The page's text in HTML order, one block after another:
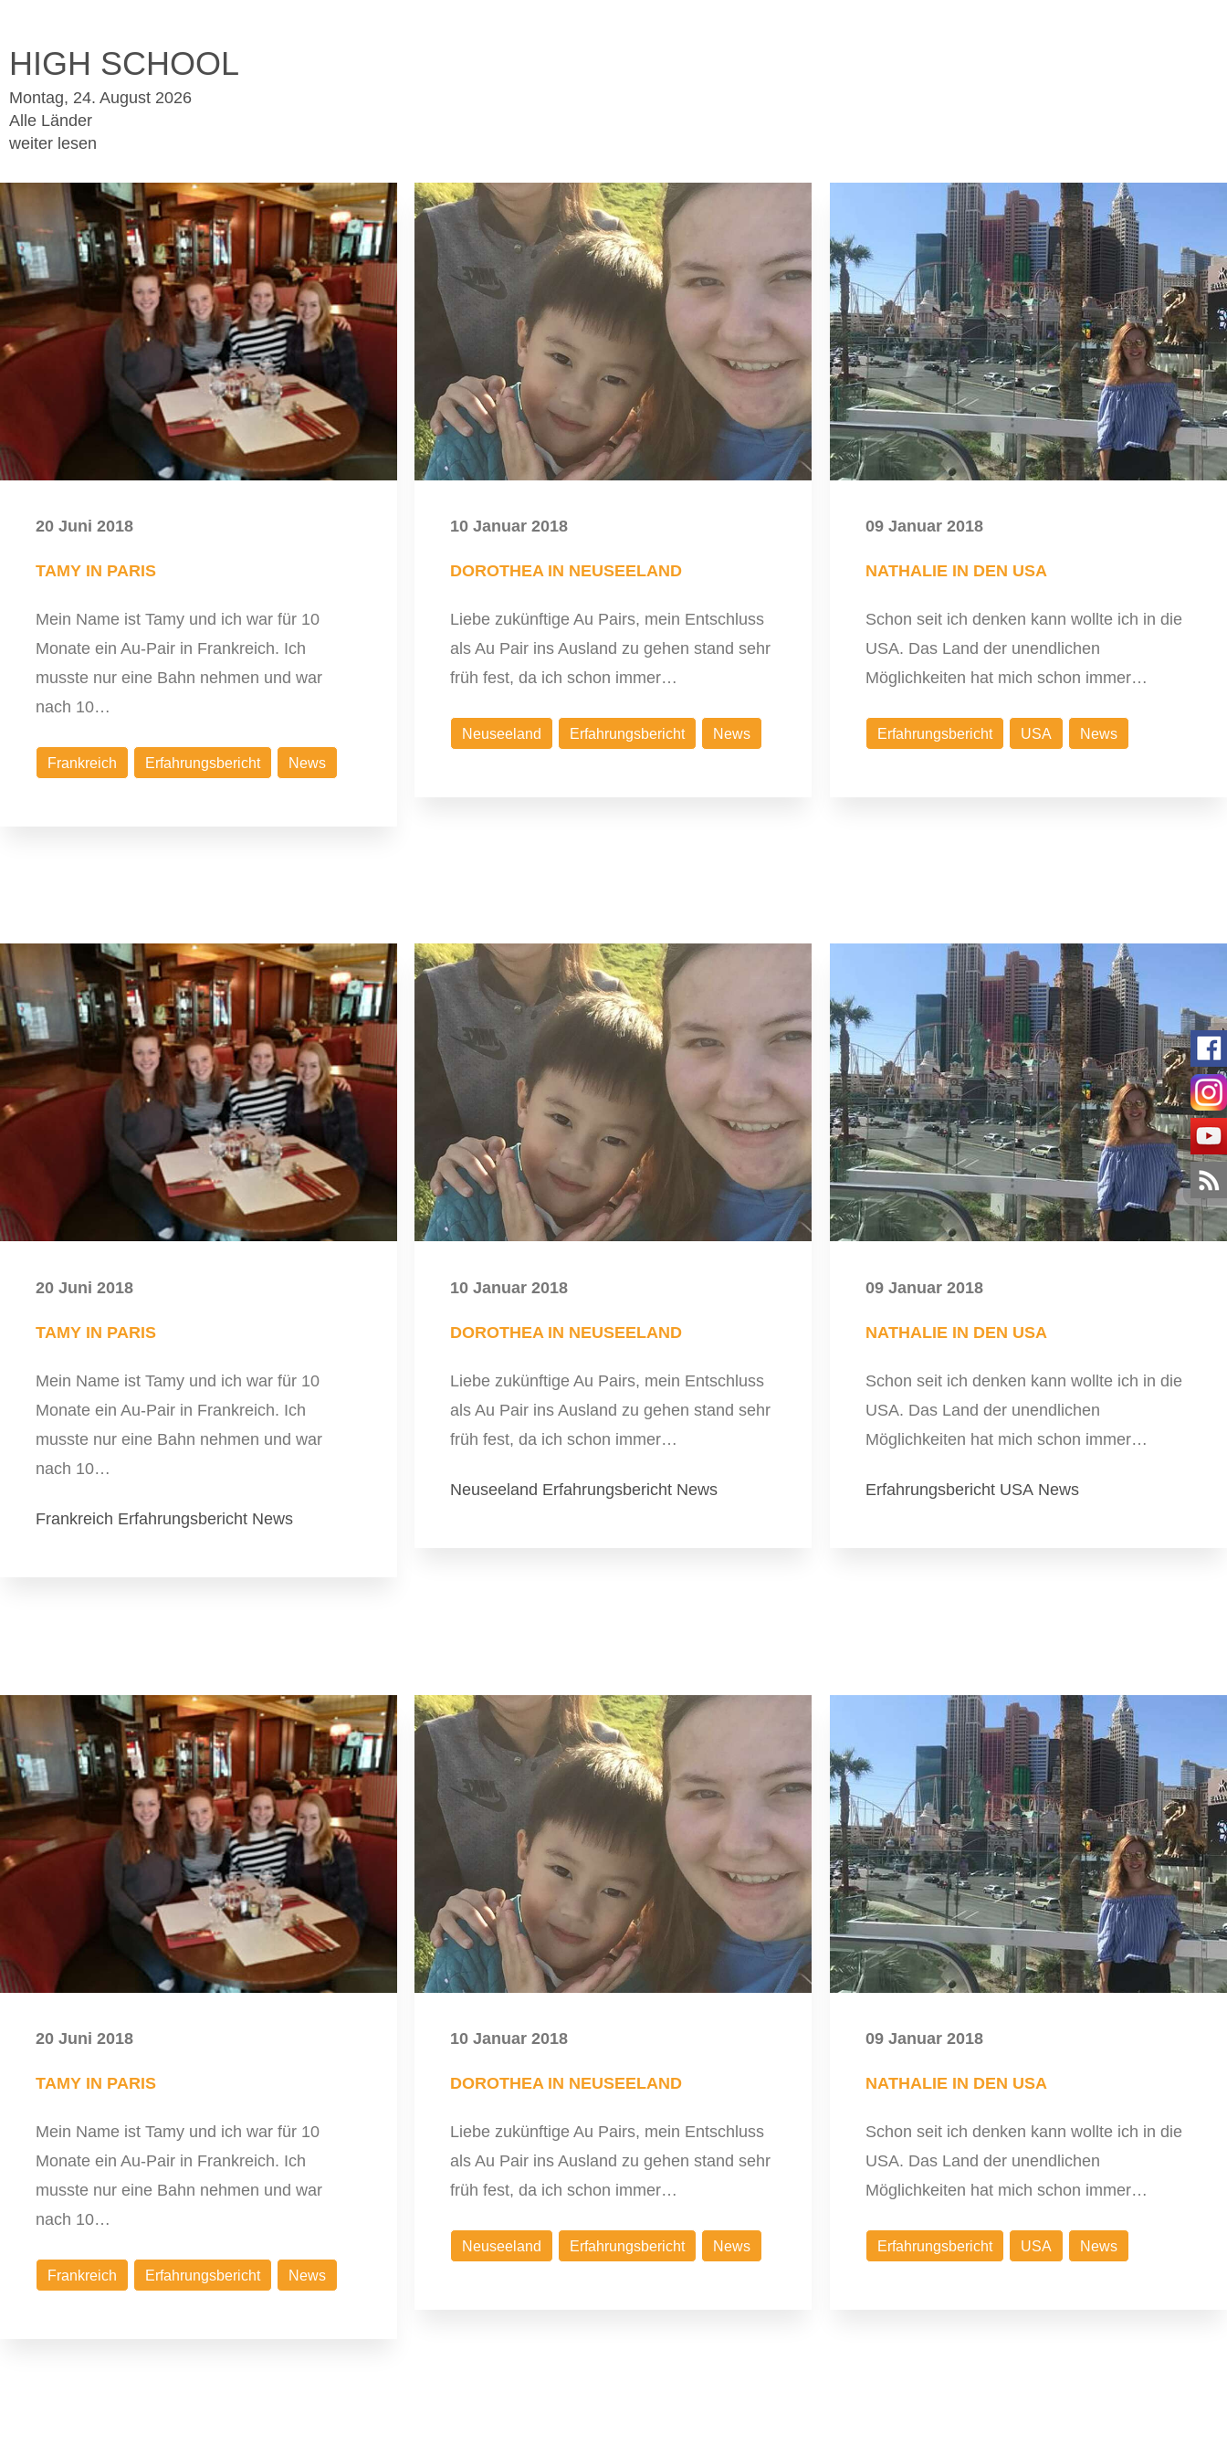
HIGH SCHOOL
Montag, 24. August 2026
Alle Länder
weiter lesen
20 Juni 2018
TAMY IN PARIS
Mein Name ist Tamy und ich war für 10
Monate ein Au-Pair in Frankreich. Ich
musste nur eine Bahn nehmen und war
nach 10…
Frankreich Erfahrungsbericht News
10 Januar 2018
DOROTHEA IN NEUSEELAND
Liebe zukünftige Au Pairs, mein Entschluss
als Au Pair ins Ausland zu gehen stand sehr
früh fest, da ich schon immer…
Neuseeland Erfahrungsbericht News
09 Januar 2018
NATHALIE IN DEN USA
Schon seit ich denken kann wollte ich in die
USA. Das Land der unendlichen
Möglichkeiten hat mich schon immer…
Erfahrungsbericht USA News
20 Juni 2018
TAMY IN PARIS
Mein Name ist Tamy und ich war für 10
Monate ein Au-Pair in Frankreich. Ich
musste nur eine Bahn nehmen und war
nach 10…
Frankreich Erfahrungsbericht News
10 Januar 2018
DOROTHEA IN NEUSEELAND
Liebe zukünftige Au Pairs, mein Entschluss
als Au Pair ins Ausland zu gehen stand sehr
früh fest, da ich schon immer…
Neuseeland Erfahrungsbericht News
09 Januar 2018
NATHALIE IN DEN USA
Schon seit ich denken kann wollte ich in die
USA. Das Land der unendlichen
Möglichkeiten hat mich schon immer…
Erfahrungsbericht USA News
20 Juni 2018
TAMY IN PARIS
Mein Name ist Tamy und ich war für 10
Monate ein Au-Pair in Frankreich. Ich
musste nur eine Bahn nehmen und war
nach 10…
Frankreich Erfahrungsbericht News
10 Januar 2018
DOROTHEA IN NEUSEELAND
Liebe zukünftige Au Pairs, mein Entschluss
als Au Pair ins Ausland zu gehen stand sehr
früh fest, da ich schon immer…
Neuseeland Erfahrungsbericht News
09 Januar 2018
NATHALIE IN DEN USA
Schon seit ich denken kann wollte ich in die
USA. Das Land der unendlichen
Möglichkeiten hat mich schon immer…
Erfahrungsbericht USA News